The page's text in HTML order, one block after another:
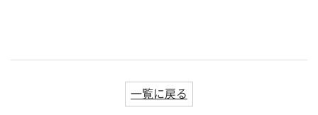
一覧に戻る